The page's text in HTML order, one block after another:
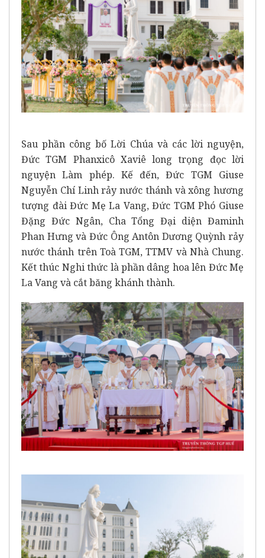
Sau phần công bố Lời Chúa và các lời nguyện,
Đức TGM Phanxicô Xaviê long trọng đọc lời
nguyện Làm phép. Kế đến, Đức TGM Giuse
Nguyễn Chí Linh rảy nước thánh và xông hương
tượng đài Đức Mẹ La Vang, Đức TGM Phó Giuse
Đặng Đức Ngân, Cha Tổng Đại diện Đaminh
Phan Hưng và Đức Ông Antôn Dương Quỳnh rảy
nước thánh trên Toà TGM, TTMV và Nhà Chung.
Kết thúc Nghi thức là phần dâng hoa lên Đức Mẹ
La Vang và cắt băng khánh thành.